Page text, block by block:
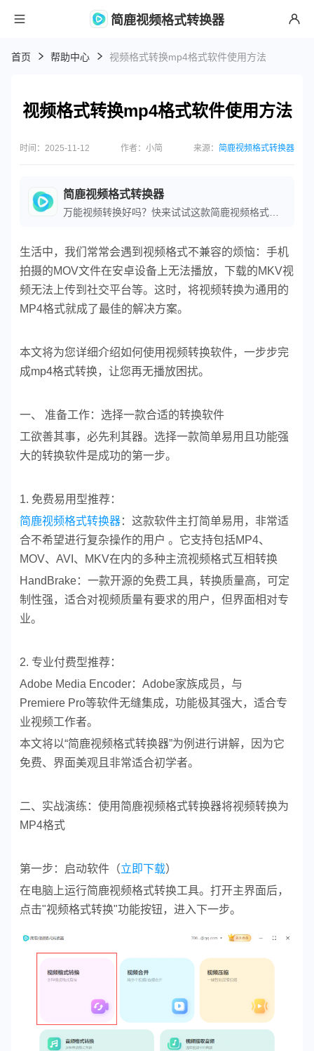
简鹿视频格式转换器
首页 帮助中心 视频格式转换mp4格式软件使用方法
视频格式转换mp4格式软件使用方法
时间：2025-11-12 作者：小简 来源： 简鹿视频格式转换器
简鹿视频格式转换器
生活中，我们常常会遇到视频格式不兼容的烦恼：手机
拍摄的MOV文件在安卓设备上无法播放，下载的MKV视
频无法上传到社交平台等。这时，将视频转换为通用的
MP4格式就成了最佳的解决方案。
本文将为您详细介绍如何使用视频转换软件，一步步完
成mp4格式转换，让您再无播放困扰。
一、 准备工作：选择一款合适的转换软件
工欲善其事，必先利其器。选择一款简单易用且功能强
大的转换软件是成功的第一步。
1. 免费易用型推荐：
简鹿视频格式转换器：这款软件主打简单易用，非常适
合不希望进行复杂操作的用户 。它支持包括MP4、
MOV、AVI、MKV在内的多种主流视频格式互相转换
HandBrake：一款开源的免费工具，转换质量高，可定
制性强，适合对视频质量有要求的用户，但界面相对专
业。
2. 专业付费型推荐：
Adobe Media Encoder：Adobe家族成员，与
Premiere Pro等软件无缝集成，功能极其强大，适合专
业视频工作者。
本文将以“简鹿视频格式转换器”为例进行讲解，因为它
免费、界面美观且非常适合初学者。
二、实战演练：使用简鹿视频格式转换器将视频转换为
MP4格式
第一步：启动软件（立即下载）
在电脑上运行简鹿视频格式转换工具。打开主界面后，
点击"视频格式转换"功能按钮，进入下一步。